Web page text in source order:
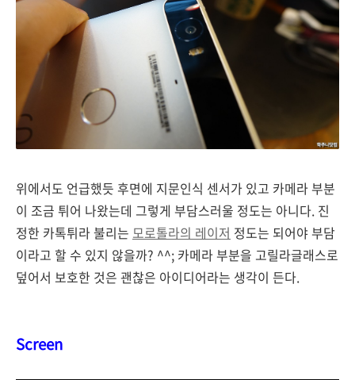
위에서도 언급했듯 후면에 지문인식 센서가 있고 카메라 부분
이 조금 튀어 나왔는데 그렇게 부담스러울 정도는 아니다. 진
정한 카톡튀라 불리는 모로톨라의 레이저 정도는 되어야 부담
이라고 할 수 있지 않을까? ^^; 카메라 부분을 고릴라글래스로
덮어서 보호한 것은 괜찮은 아이디어라는 생각이 든다.
Screen